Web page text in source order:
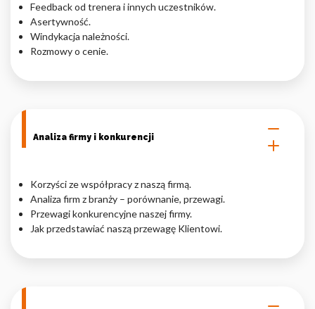
Feedback od trenera i innych uczestników.
Asertywność.
Windykacja należności.
Rozmowy o cenie.
Analiza firmy i konkurencji
Korzyści ze współpracy z naszą firmą.
Analiza firm z branży – porównanie, przewagi.
Przewagi konkurencyjne naszej firmy.
Jak przedstawiać naszą przewagę Klientowi.